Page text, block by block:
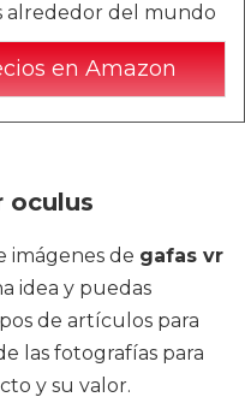
alrededor del mundo
en Amazon
oculus
imágenes de gafas vr
idea y puedas
de artículos para
las fotografías para
y su valor.